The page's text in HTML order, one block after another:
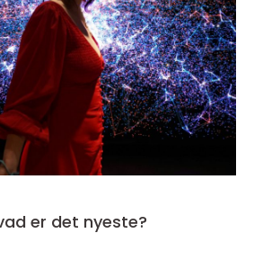
er det nyeste?